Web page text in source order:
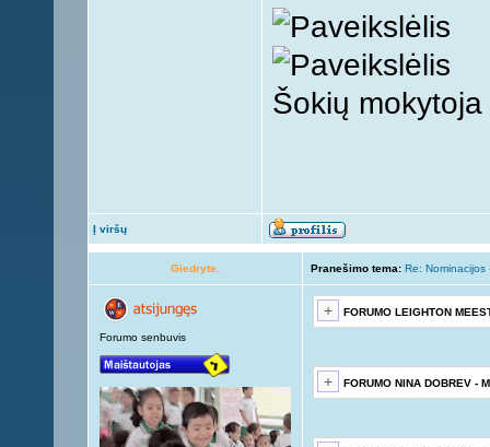
Šokių
Į viršų
Giedryte. Pranešimo tema: Re:
Forumo senbuvis
FORUMO LEIGHTON
FORUMO NINA DOBREV -